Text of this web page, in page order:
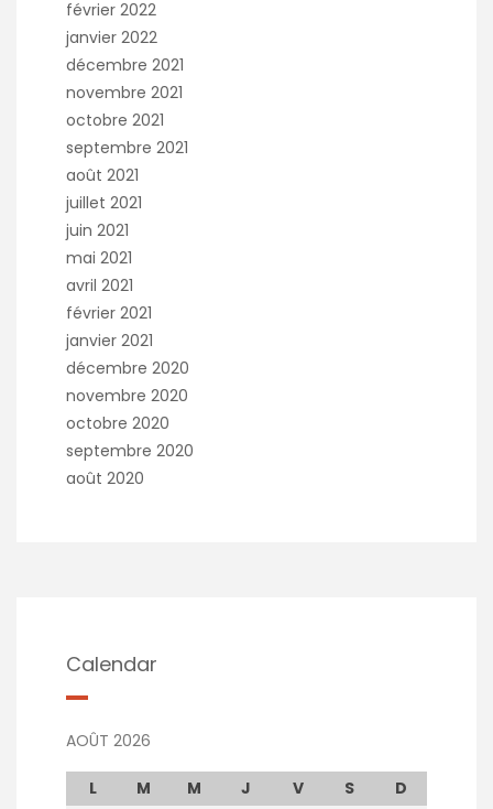
février 2022
janvier 2022
décembre 2021
novembre 2021
octobre 2021
septembre 2021
août 2021
juillet 2021
juin 2021
mai 2021
avril 2021
février 2021
janvier 2021
décembre 2020
novembre 2020
octobre 2020
septembre 2020
août 2020
Calendar
AOÛT 2026
L M M J V S
D